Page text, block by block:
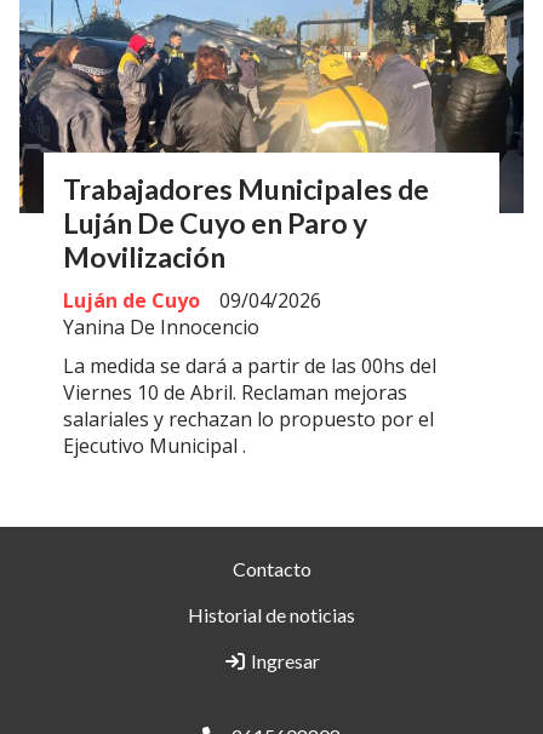
Trabajadores Municipales de
Luján De Cuyo en Paro y
Movilización
Yanina De Innocencio
Luján de Cuyo 09/04/2026
La medida se dará a partir de las 00hs del
Viernes 10 de Abril. Reclaman mejoras
salariales y rechazan lo propuesto por el
Ejecutivo Municipal .
Contacto
Historial de noticias
Ingresar